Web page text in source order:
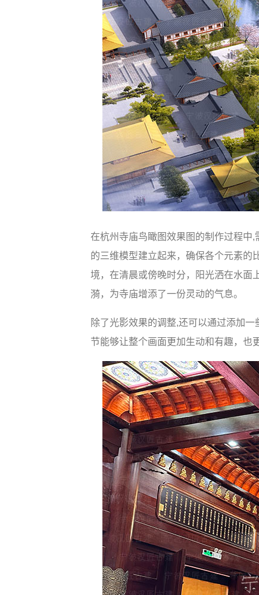
在杭州寺庙鸟瞰图效果图的制作过程中
的三维模型建立起来，确保各个元素的
境，在清晨或傍晚时分，阳光洒在水面
漪，为寺庙增添了一份灵动的气息。
除了光影效果的调整,还可以通过添加
节能够让整个画面更加生动和有趣，也